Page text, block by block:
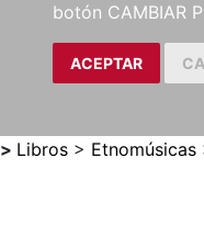
botón CAMBIAR
ACEPTAR
> Libros > Etnomúsicas